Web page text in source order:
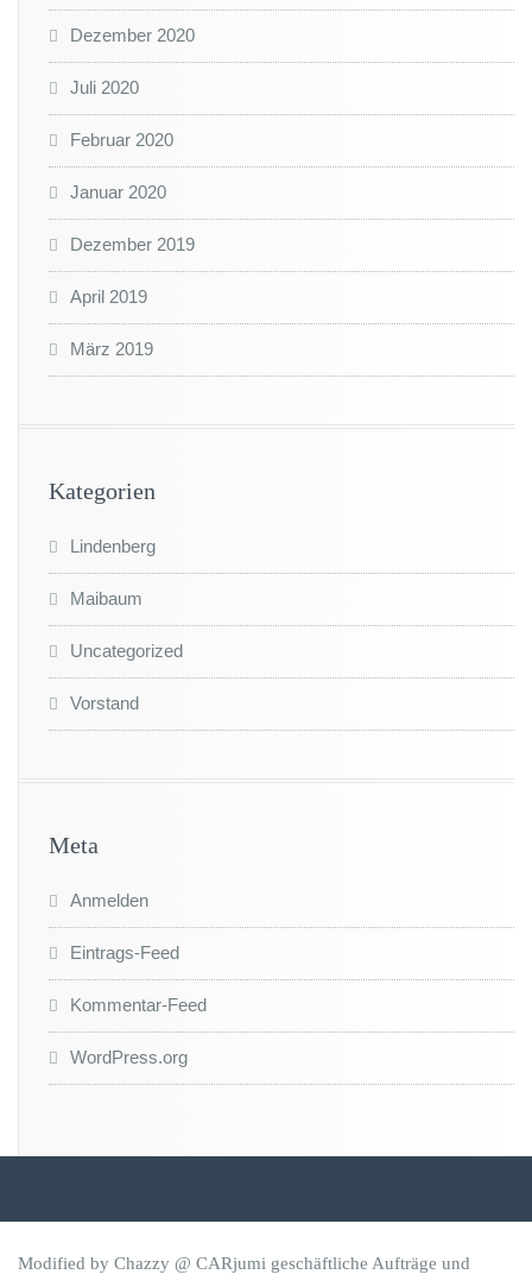
Dezember 2020
Juli 2020
Februar 2020
Januar 2020
Dezember 2019
April 2019
März 2019
Kategorien
Lindenberg
Maibaum
Uncategorized
Vorstand
Meta
Anmelden
Eintrags-Feed
Kommentar-Feed
WordPress.org
Modified by Chazzy @ CARjumi geschäftliche Aufträge und